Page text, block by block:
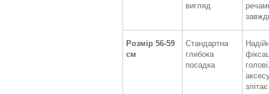
вигляд
Розмір 56-59
см
Стандартна
глибока
посадка